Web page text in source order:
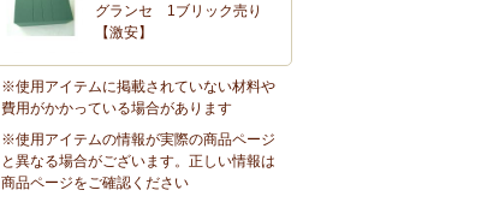
グランセ 1ブリック売り
【激安】
※使用アイテムに掲載されていない材料や
費用がかかっている場合があります
※使用アイテムの情報が実際の商品ページ
と異なる場合がございます。正しい情報は
商品ページをご確認ください